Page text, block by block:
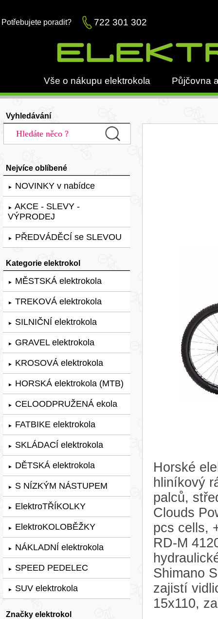
Potřebujete poradit? 722 301 302
Vše o nákupu elektrokola Půjčovna
Vyhledávání
Nejvíce oblíbené
► NOVINKY v nabídce
► AKCE - SLEVY -
VÝPRODEJ
► PŘEDVÁDĚCÍ se SLEVOU
Kategorie elektrokol
► MĚSTSKÁ elektrokola
► TREKOVÁ elektrokola
► SILNIČNÍ elektrokola
► GRAVEL elektrokola
► KROSOVÁ elektrokola
► HORSKÁ elektrokola (MTB)
► CELOODPRUŽENÁ ekola
► FATBIKE elektrokola
► SKLÁDACÍ elektrokola
► DĚTSKÁ elektrokola
► S NÍZKÝM NÁSTUPEM
► ElektroTŘÍKOLKY
► ElektroKOLOBĚŽKY
► NÁKLADNÍ elektrokola
► SPEED PEDELEC
► SUV elektrokola
Značky elektrokol
Horské
hliníkový
palců,
Clouds
pcs cells,
RD-M
Shimano
zajistí
15x110,